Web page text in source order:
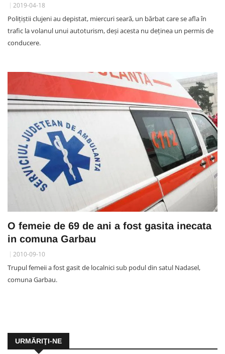
2019-04-18
Polițiștii clujeni au depistat, miercuri seară, un bărbat care se afla în
trafic la volanul unui autoturism, deși acesta nu deținea un permis de
conducere.
O femeie de 69 de ani a fost gasita inecata
in comuna Garbau
2010-09-10
Trupul femeii a fost gasit de localnici sub podul din satul Nadasel,
comuna Garbau.
URMĂRIŢI-NE